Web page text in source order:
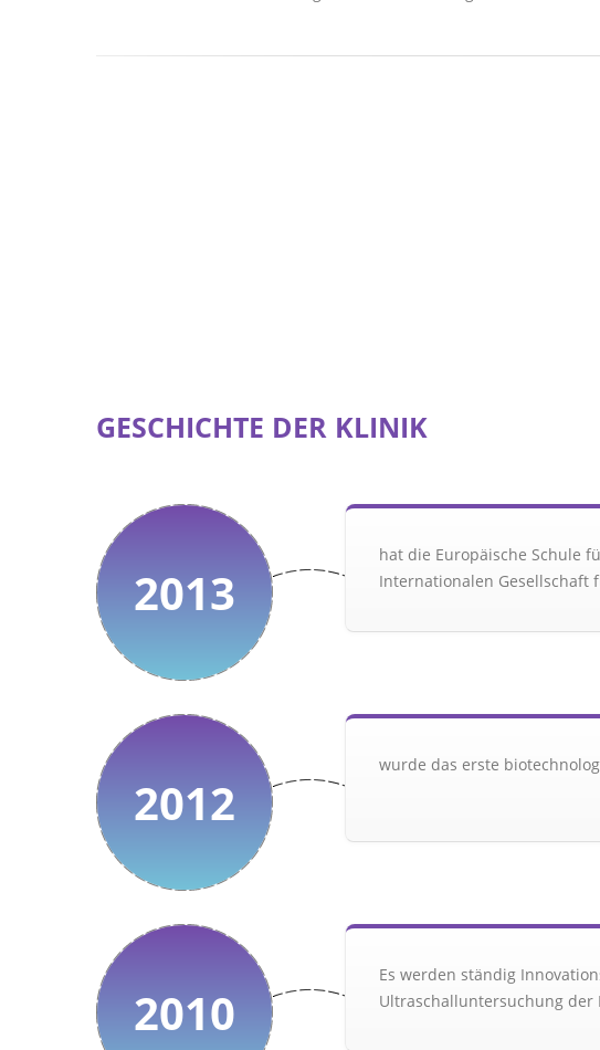
GESCHICHTE DER KLINIK
2013
hat die Europäische Schule
Internationalen Gesellschaft
2012
wurde das erste
2010
Es werden ständig
Ultraschalluntersuchung der